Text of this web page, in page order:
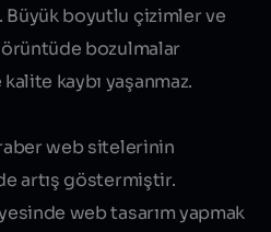
Büyük boyutlu çizimler ve
bozulmalar
kaybı yaşanmaz.
web sitelerinin
artış göstermiştir.
web tasarım yapmak